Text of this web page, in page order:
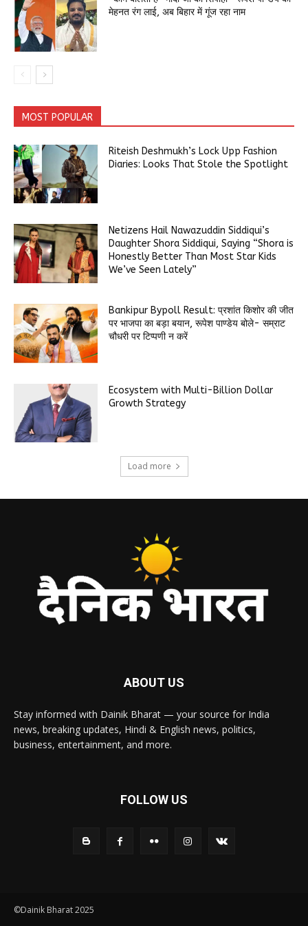
मेहनत रंग लाई, अब बिहार में गूंज रहा नाम
MOST POPULAR
Riteish Deshmukh’s Lock Upp Fashion
Diaries: Looks That Stole the Spotlight
Netizens Hail Nawazuddin Siddiqui’s
Daughter Shora Siddiqui, Saying “Shora is
Honestly Better Than Most Star Kids
We’ve Seen Lately”
Bankipur Bypoll Result: प्रशांत किशोर की जीत
पर भाजपा का बड़ा बयान, रूपेश पाण्डेय बोले- सम्राट
चौधरी पर टिप्पणी न करें
Ecosystem with Multi-Billion Dollar
Growth Strategy
Load more
ABOUT US
Stay informed with Dainik Bharat — your source for India
news, breaking updates, Hindi & English news, politics,
business, entertainment, and more.
FOLLOW US
©Dainik Bharat 2025